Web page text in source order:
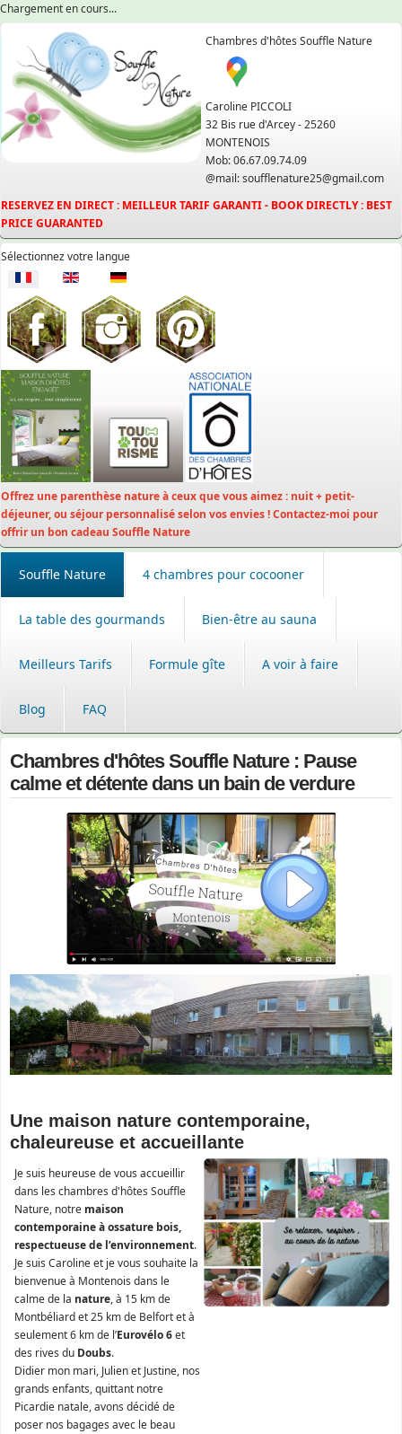
Chargement en cours...
Chambres d'hôtes Souffle Nature
Caroline PICCOLI
32 Bis rue d'Arcey - 25260
MONTENOIS
Mob: 06.67.09.74.09
@mail: soufflenature25@gmail.com
RESERVEZ EN DIRECT : MEILLEUR TARIF GARANTI - BOOK DIRECTLY : BEST
PRICE GUARANTED
Sélectionnez votre langue
Offrez une parenthèse nature à ceux que vous aimez : nuit + petit-
déjeuner, ou séjour personnalisé selon vos envies ! Contactez-moi pour
offrir un bon cadeau Souffle Nature
Souffle Nature 4 chambres pour cocooner
La table des gourmands Bien-être au sauna
Meilleurs Tarifs Formule gîte A voir à faire
Blog FAQ
Chambres d'hôtes Souffle Nature : Pause
calme et détente dans un bain de verdure
Une maison nature contemporaine,
chaleureuse et accueillante
Je suis heureuse de vous accueillir
dans les chambres d'hôtes Souffle
Nature, notre maison
contemporaine à ossature bois,
respectueuse de l’environnement.
Je suis Caroline et je vous souhaite la
bienvenue à Montenois dans le
calme de la nature, à 15 km de
Montbéliard et 25 km de Belfort et à
seulement 6 km de l’Eurovélo 6et
des rives du Doubs.
Didier mon mari, Julien et Justine, nos
grands enfants, quittant notre
Picardie natale, avons décidé de
poser nos bagages avec le beau